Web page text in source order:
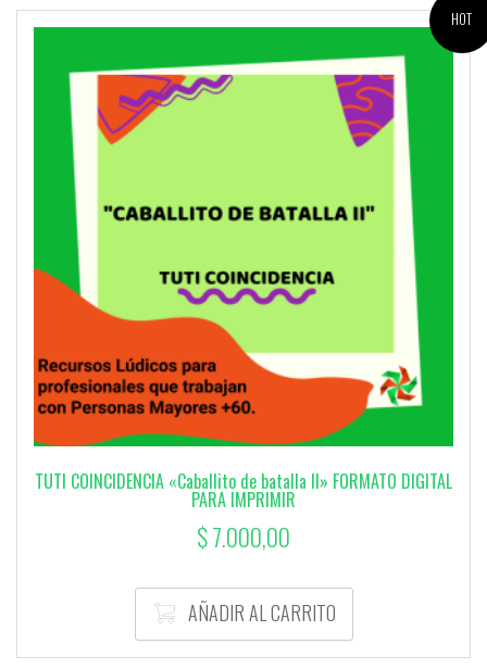
HOT
TUTI COINCIDENCIA «Caballito de batalla II» FORMATO DIGITAL
PARA IMPRIMIR
$7.000,00
AÑADIR AL CARRITO